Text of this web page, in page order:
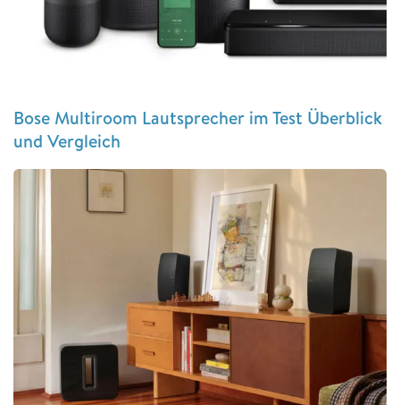
Bose Multiroom Lautsprecher im Test Überblick
und Vergleich